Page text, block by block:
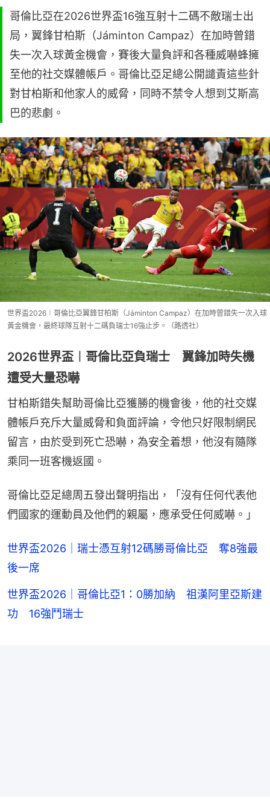
哥倫比亞在2026世界盃16強互射十二碼不敵瑞士出
局，翼鋒甘柏斯（Jáminton Campaz）在加時曾錯
失一次入球黃金機會，賽後大量負評和各種威嚇蜂擁
至他的社交媒體帳戶。哥倫比亞足總公開譴責這些針
對甘柏斯和他家人的威脅，同時不禁令人想到艾斯高
巴的悲劇。
世界盃2026︱哥倫比亞翼鋒甘柏斯（Jáminton Campaz）在加時曾錯失一次入球
黃金機會，最終球隊互射十二碼負瑞士16強止步。（路透社）
2026世界盃︱哥倫比亞負瑞士 翼鋒加時失機
遭受大量恐嚇
甘柏斯錯失幫助哥倫比亞獲勝的機會後，他的社交媒
體帳戶充斥大量威脅和負面評論，令他只好限制網民
留言，由於受到死亡恐嚇，為安全着想，他沒有隨隊
乘同一班客機返國。
哥倫比亞足總周五發出聲明指出，「沒有任何代表他
們國家的運動員及他們的親屬，應承受任何威嚇。」
世界盃2026｜瑞士憑互射12碼勝哥倫比亞 奪8強最
後一席
世界盃2026｜哥倫比亞1：0勝加納 祖漢阿里亞斯建
功 16強鬥瑞士